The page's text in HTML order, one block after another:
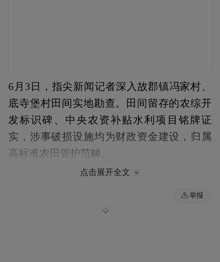
6月3日，指尖新闻记者深入故郡镇冯家村、
底寺堡村田间实地勘查。田间留存的农综开
发标识碑、中央农资补贴水利项目铭牌证
实，涉事破损设施均为财政资金建设，归属
高标准农田管护范畴。
点击展开全文
举报